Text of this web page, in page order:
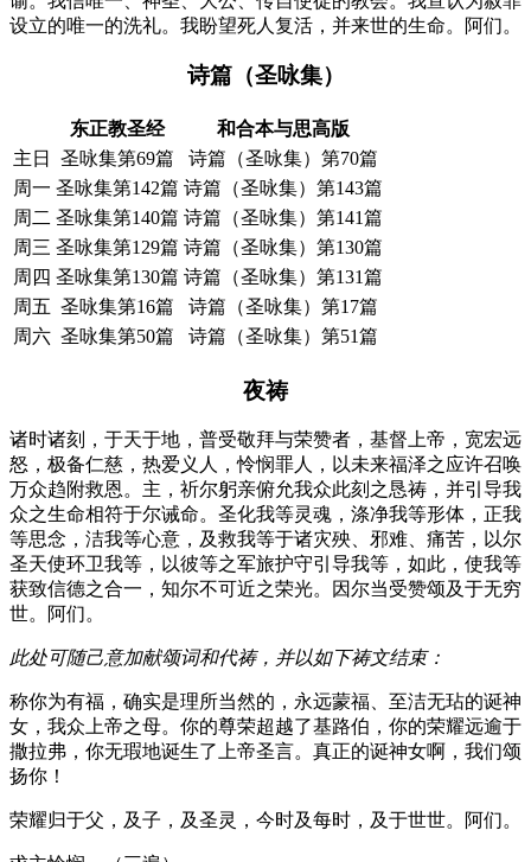
设立的唯一的洗礼。我盼望死人复活，并来世的生命。阿们。
诗篇（圣咏集）
东正教圣经
和合本与思高版
主日
圣咏集第69篇
诗篇（圣咏集）第70篇
周一 圣咏集第142篇 诗篇（圣咏集）第143篇
周二 圣咏集第140篇 诗篇（圣咏集）第141篇
周三 圣咏集第129篇 诗篇（圣咏集）第130篇
周四 圣咏集第130篇 诗篇（圣咏集）第131篇
周五 圣咏集第16篇
诗篇（圣咏集）第17篇
周六 圣咏集第50篇 诗篇（圣咏集）第51篇
夜祷
诸时诸刻，于天于地，普受敬拜与荣赞者，基督上帝，宽宏远
怒，极备仁慈，热爱义人，怜悯罪人，以未来福泽之应许召唤
万众趋附救恩。主，祈尔躬亲俯允我众此刻之恳祷，并引导我
众之生命相符于尔诫命。圣化我等灵魂，涤净我等形体，正我
等思念，洁我等心意，及救我等于诸灾殃、邪难、痛苦，以尔
圣天使环卫我等，以彼等之军旅护守引导我等，如此，使我等
获致信德之合一，知尔不可近之荣光。因尔当受赞颂及于无穷
世。阿们。
此处可随己意加献颂词和代祷，并以如下祷文结束：
称你为有福，确实是理所当然的，永远蒙福、至洁无玷的诞神
女，我众上帝之母。你的尊荣超越了基路伯，你的荣耀远逾于
撒拉弗，你无瑕地诞生了上帝圣言。真正的诞神女啊，我们颂
扬你！
荣耀归于父，及子，及圣灵，今时及每时，及于世世。阿们。